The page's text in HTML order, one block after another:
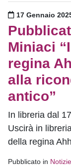
Pubblicato il
17 Gennaio
Miniaci
regina
alla
antico”
In libreria dal
Uscirà in
della regina
Pubblicato in